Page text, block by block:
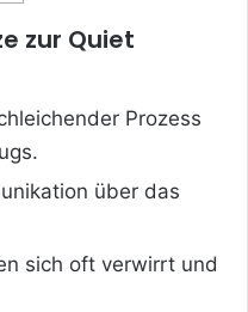
zur Quiet
Prozess
über das
sich oft verwirrt und